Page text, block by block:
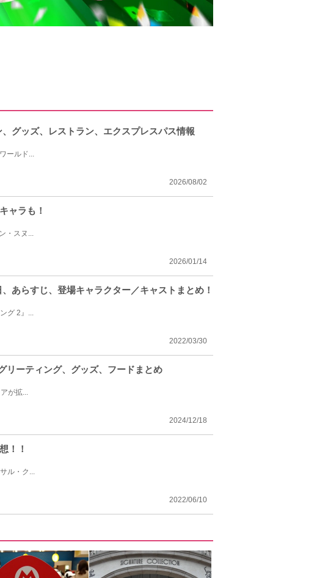
グッズ、レストラン、エクスプレスパス情報
ールド...
2026/08/02
ャラも！
スヌ...
2026/01/14
あらすじ、登場キャラクター／キャストまとめ！
グ 2』...
2022/03/30
リーティング、グッズ、フードまとめ
が拡...
2024/12/18
！！
ル・ク...
2022/06/10